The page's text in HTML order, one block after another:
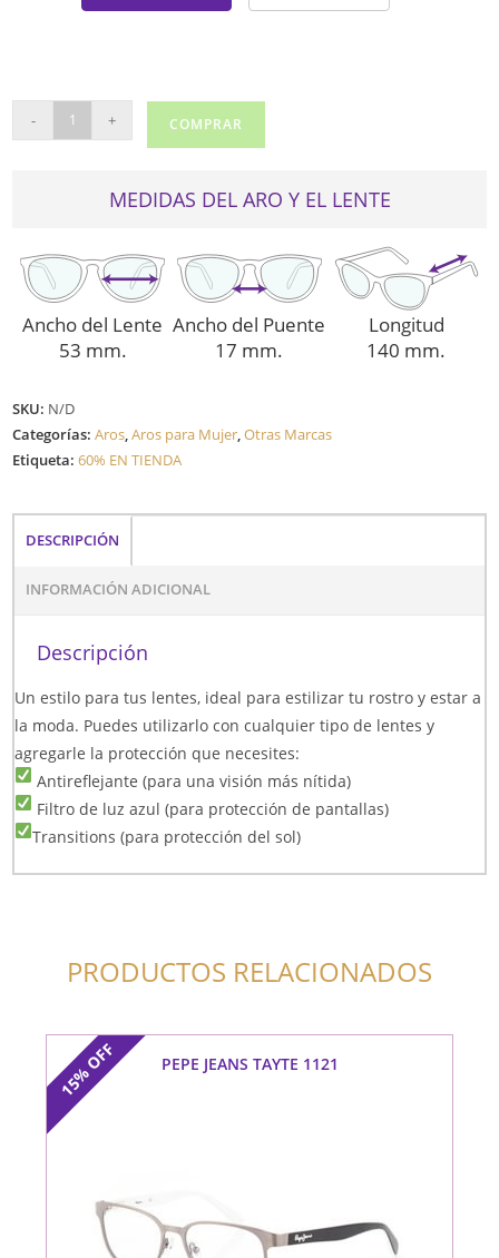
4398
- + COMPRAR
MEDIDAS DEL ARO Y EL LENTE
Ancho del Lente
53 mm.
Ancho del Puente
17 mm.
Longitud
140 mm.
SKU: N/D
Categorías:Aros,Aros para Mujer,Otras Marcas
Etiqueta:60% EN TIENDA
DESCRIPCIÓN
INFORMACIÓN ADICIONAL
Descripción
Un estilo para tus lentes, ideal para estilizar tu rostro y estar a
la moda. Puedes utilizarlo con cualquier tipo de lentes y
agregarle la protección que necesites:
Antireflejante (para una visión más nítida)
Filtro de luz azul (para protección de pantallas)
Transitions (para protección del sol)
PRODUCTOS RELACIONADOS
15%
OFF PEPE JEANS TAYTE 1121